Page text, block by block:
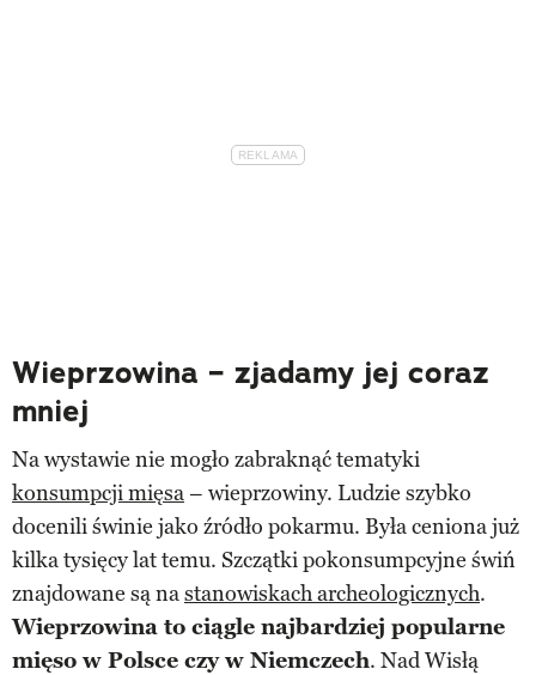
Wieprzowina – zjadamy jej coraz
mniej
Na wystawie nie mogło zabraknąć tematyki
konsumpcji mięsa– wieprzowiny. Ludzie szybko
docenili świnie jako źródło pokarmu. Była ceniona już
kilka tysięcy lat temu. Szczątki pokonsumpcyjne świń
znajdowane są nastanowiskach archeologicznych.
Wieprzowina to ciągle najbardziej popularne
mięso w Polsce czy w Niemczech. Nad Wisłą